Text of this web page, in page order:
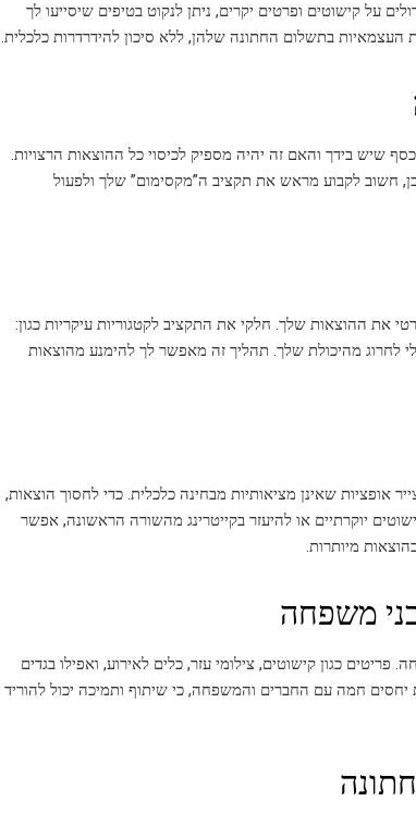
על קישוטים ופרטים יקרים, ניתן לנקוט בטיפים שיסייעו לך
בתשלום החתונה שלהן, ללא סיכון להידרדרות כלכלית.
שיש בידך והאם זה יהיה מספיק לכיסוי כל ההוצאות הרצויות.
חשוב לקבוע מראש את תקציב ה”מקסימום” שלך ולפעול
את ההוצאות שלך. חלקי את התקציב לקטגוריות עיקריות כגון:
לחרוג מהיכולת שלך. תהליך זה מאפשר לך להימנע מהוצאות
אופציות שאינן מציאותיות מבחינה כלכלית. כדי לחסוך הוצאות,
יוקרתיים או להיעזר בקייטרינג מהשורה הראשונה, אפשר
מיותרות.
כגון קישוטים, צילומי עזר, כלים לאירוע, ואפילו בגדים
יחסים חמה עם החברים והמשפחה, כי שיתוף ותמיכה יכול להוריד